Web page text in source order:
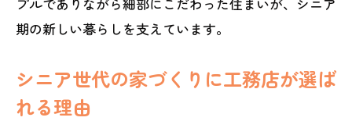
期の新しい暮らしを支えています。
シニア世代の家づくりに工務店が選ば
れる理由